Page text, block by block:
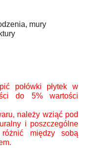
mury
połówki płytek w
do 5% wartości
należy wziąć pod
i poszczególne
między sobą